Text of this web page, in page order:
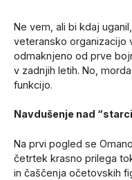
Ne vem, ali bi kdaj
veteransko organizacijo
odmaknjeno od prve
v zadnjih letih. No,
funkcijo.
Navdušenje nad
Na prvi pogled se
četrtek krasno prilega
in čaščenja očetovskih